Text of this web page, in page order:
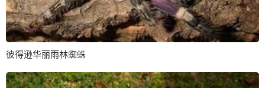
彼得逊华丽雨林蜘蛛